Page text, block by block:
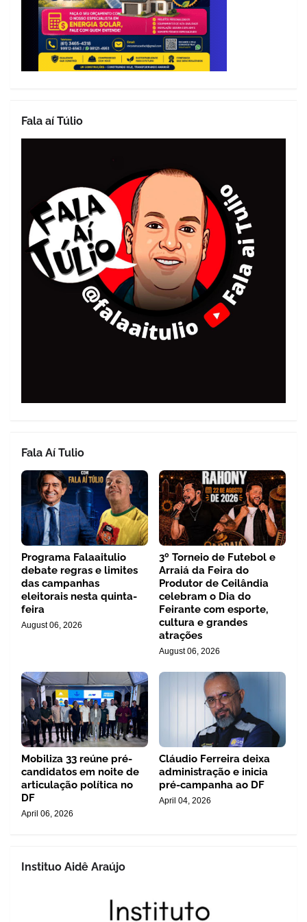
Fala aí Túlio
Fala Aí Tulio
Programa Falaaitulio
debate regras e limites
das campanhas
eleitorais nesta quinta-
feira
August 06, 2026
3º Torneio de Futebol e
Arraiá da Feira do
Produtor de Ceilândia
celebram o Dia do
Feirante com esporte,
cultura e grandes
atrações
August 06, 2026
Mobiliza 33 reúne pré-
candidatos em noite de
articulação política no
DF
April 06, 2026
Cláudio Ferreira deixa
administração e inicia
pré-campanha ao DF
April 04, 2026
Instituo Aidê Araújo